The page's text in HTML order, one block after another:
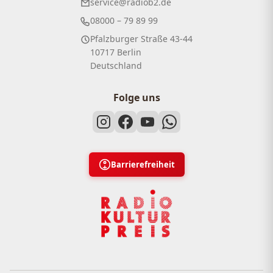
08000 – 79 89 99
Pfalzburger Straße 43-44
10717 Berlin
Deutschland
Folge uns
Barrierefreiheit